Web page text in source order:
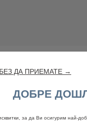
ДА ПРИЕМАТЕ →
ДОБРЕ
за да Ви осигурим най-